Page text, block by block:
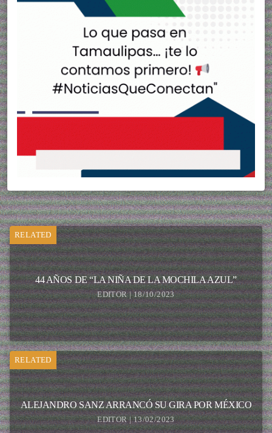
RELATED
44 AÑOS DE “LA NIÑA DE LA MOCHILA AZUL”
EDITOR | 18/10/2023
RELATED
ALEJANDRO SANZ ARRANCÓ SU GIRA POR MÉXICO
EDITOR | 13/02/2023